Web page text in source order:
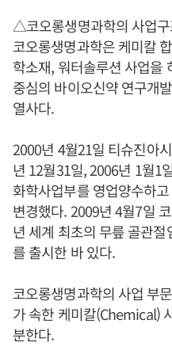
△코오롱생명과학의 사업
코오롱생명과학은 케미칼
학소재, 워터솔루션 사업을
중심의 바이오신약 연구개
열사다.
2000년 4월21일 티슈진아
년 12월31일, 2006년 1월1
화학사업부를 영업양수하
변경했다. 2009년 4월7일
년 세계 최초의 무릎 골관
를 출시한 바 있다.
코오롱생명과학의 사업 부
가 속한 케미칼(Chemical)
분한다.